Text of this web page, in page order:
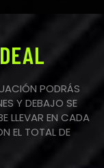
PODRÁS
Y DEBAJO SE
LLEVAR EN CADA
EL TOTAL DE